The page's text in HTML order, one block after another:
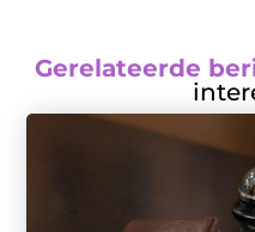
Gerelateerde